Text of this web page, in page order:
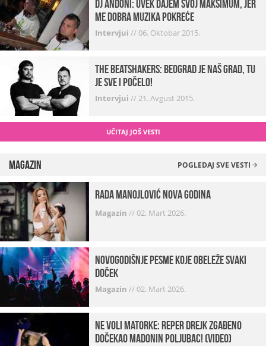
Dj Andoni: Uvek dajem svoj maksimum, jer
me dobra muzika pokreće
Intervjui //06. Oktobar 2015.
The Beatshakers: Beograd je naš grad, tu
je sve i počelo!
Intervjui //21. Avgust 2015.
UČITAJ JOŠ VESTI
Magazin POGLEDAJ SVE VESTI
Rada Manojlović Nova godina
Magazin //02. Mart 2026.
Novogodišnje pesme koje obeleže svaki
Doček
Magazin //02. Mart 2026.
Ne voli matorke: Reper Drejk zgađeno
dočekao Madonin poljubac! (VIDEO)